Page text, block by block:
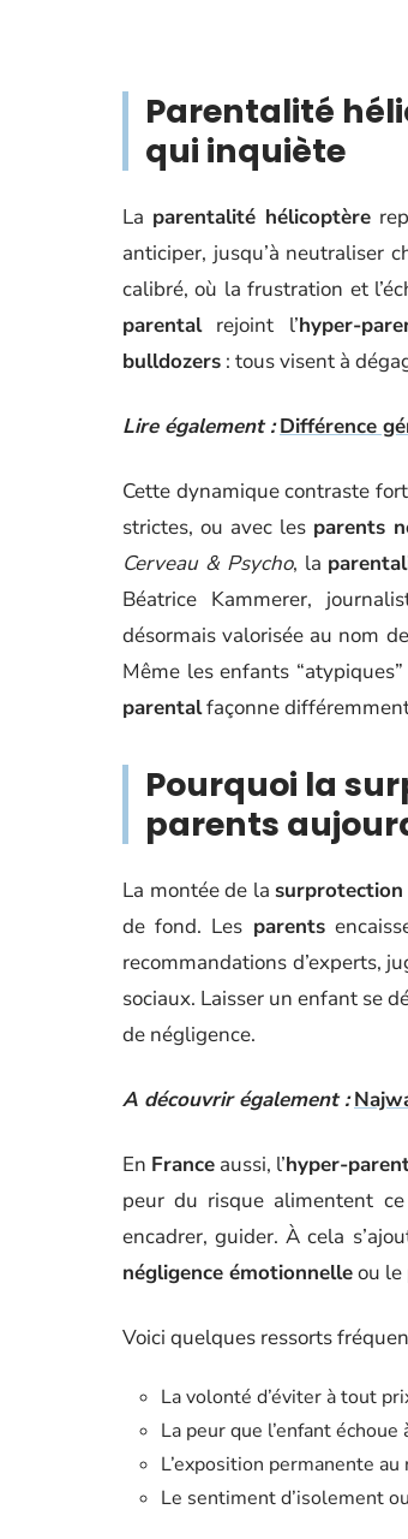
Parentalité
qui inquiète
La parentalité hélicoptère
anticiper, jusqu’à neutraliser
calibré, où la frustration et
parentalrejoint l’hyper-
bulldozers : tous visent à
Lire également : Différence
Cette dynamique contraste
strictes, ou avec les parents
Cerveau & Psycho, la
Béatrice Kammerer,
désormais valorisée au nom
Même les enfants
parentalfaçonne
Pourquoi la
parents
La montée de la surprotection
de fond. Les parents
recommandations d’experts,
sociaux. Laisser un enfant se
de négligence.
A découvrir également :
En France aussi, l’hyper-
peur du risque alimentent
encadrer, guider. À cela
négligence émotionnelleou le
Voici quelques ressorts
La volonté d’éviter à tout
La peur que l’enfant
L’exposition permanente
Le sentiment d’isolement